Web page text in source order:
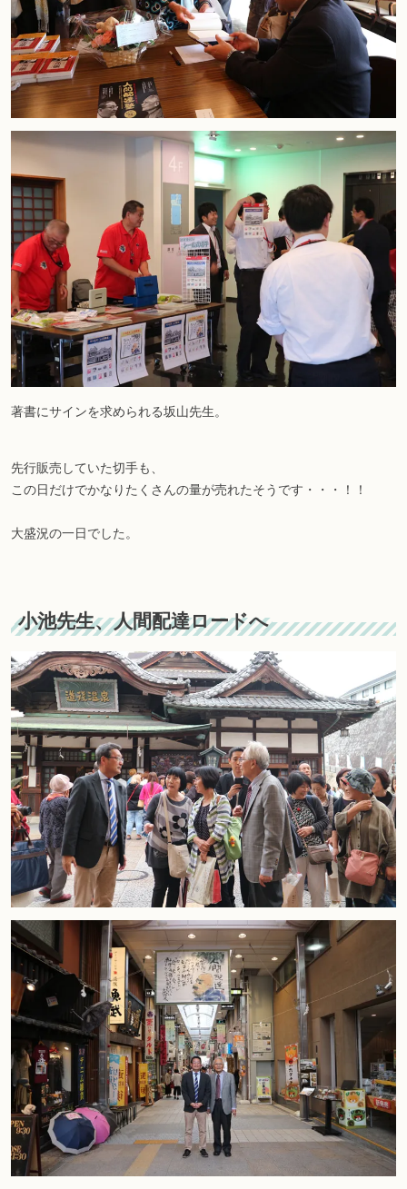
著書にサインを求められる坂山先生。
先行販売していた切手も、
この日だけでかなりたくさんの量が売れたそうです・・・！！
大盛況の一日でした。
小池先生、人間配達ロードへ